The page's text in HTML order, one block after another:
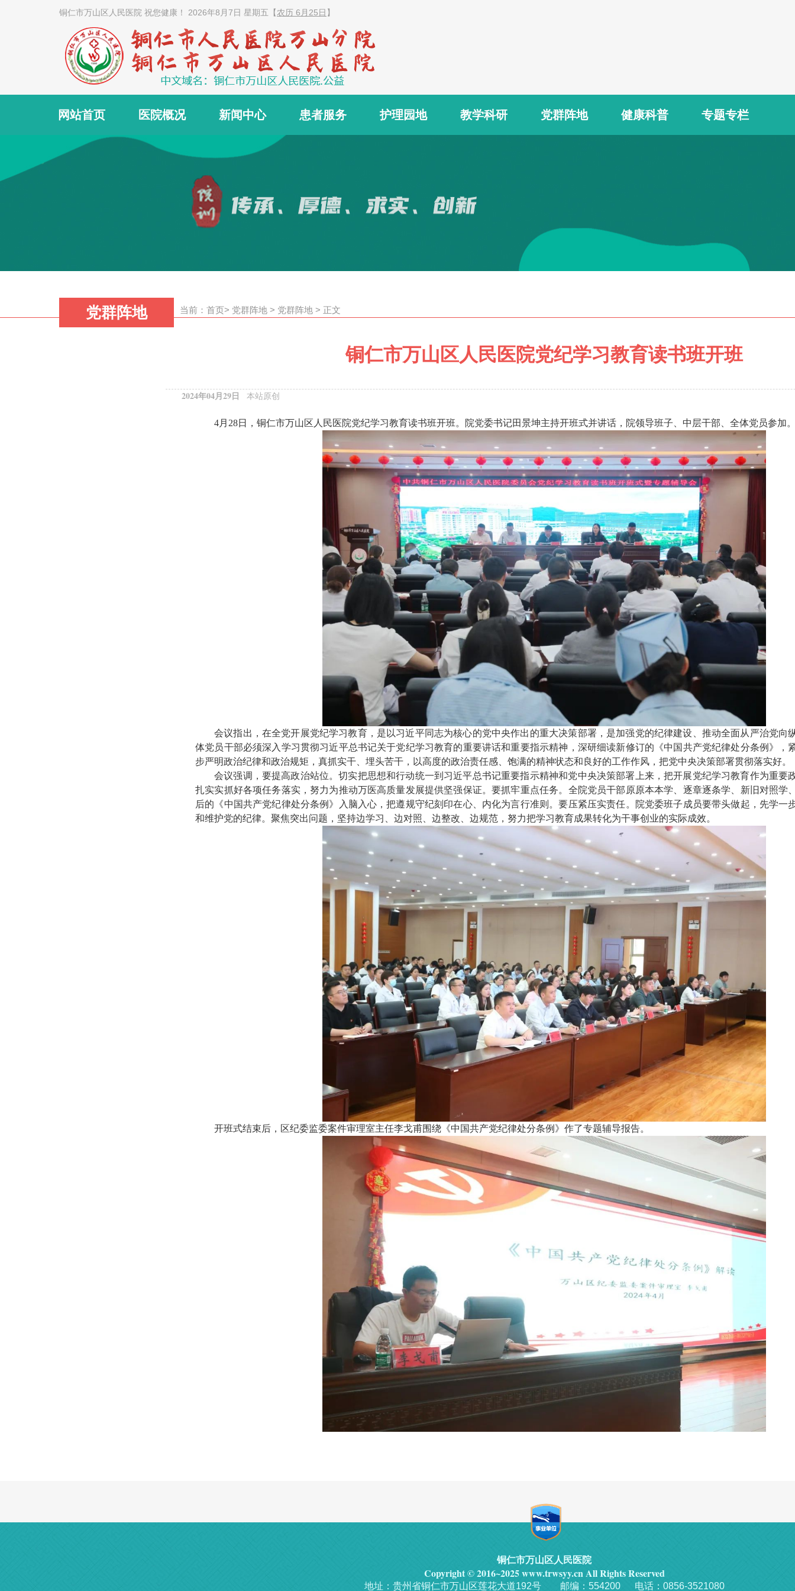
铜仁市万山区人民医院 祝您健康！ 2026年8月7日 星期五 【农历 6月25日 】
网站首页 医院概况 新闻中心 患者服务 护理园地 教学科研 党群阵地 健康科普 专题专栏
党群阵地 当前： 首页> 党群阵地 > 党群阵地 > 正文
铜仁市万山区人民医院党纪学习教育读书班开班
2024年04月29日 本站原创
4月28日，铜仁市万山区人民医院党纪学习教育读书班开班。院党委书记田景坤主持开班式并讲话，院领导班子、中层干部、全体党员参加
会议指出，在全党开展党纪学习教育，是以习近平同志为核心的党中央作出的重大决策部署，是加强党的纪律建设、推动全面从严治党向
体党员干部必须深入学习贯彻习近平总书记关于党纪学习教育的重要讲话和重要指示精神，深研细读新修订的《中国共产党纪律处分条例》，
步严明政治纪律和政治规矩，真抓实干、埋头苦干，以高度的政治责任感、饱满的精神状态和良好的工作作风，把党中央决策部署贯彻落实好。
会议强调，要提高政治站位。切实把思想和行动统一到习近平总书记重要指示精神和党中央决策部署上来，把开展党纪学习教育作为重要
扎实实抓好各项任务落实，努力为推动万医高质量发展提供坚强保证。要抓牢重点任务。全院党员干部原原本本学、逐章逐条学、新旧对照学
后的《中国共产党纪律处分条例》入脑入心，把遵规守纪刻印在心、内化为言行准则。要压紧压实责任。院党委班子成员要带头做起，先学一
和维护党的纪律。聚焦突出问题，坚持边学习、边对照、边整改、边规范，努力把学习教育成果转化为干事创业的实际成效。
开班式结束后，区纪委监委案件审理室主任李戈甫围绕《中国共产党纪律处分条例》作了专题辅导报告。
铜仁市万山区人民医院
Copyright © 2016~2025 www.trwsyy.cn All Rights Reserved
地址：贵州省铜仁市万山区莲花大道192号 邮编：554200 电话：0856-3521080